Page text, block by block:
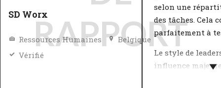
SD Worx
Ressources Humaines
Belgique
Vérifié
selon une
des tâches. Cela
parfaitement à
Le style de
influence
RAPPORT